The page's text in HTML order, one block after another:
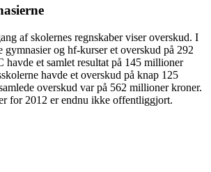
af skolernes regnskaber viser overskud. I
gymnasier og hf-kurser et overskud på 292
et samlet resultat på 145 millioner
havde et overskud på knap 125
overskud var på 562 millioner kroner.
for 2012 er endnu ikke offentliggjort.